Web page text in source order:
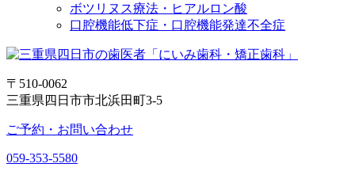
ボツリヌス療法・ヒアルロン酸
口腔機能低下症・口腔機能発達不全症
〒510-0062
三重県四日市市北浜田町3-5
ご予約・お問い合わせ
059-353-5580